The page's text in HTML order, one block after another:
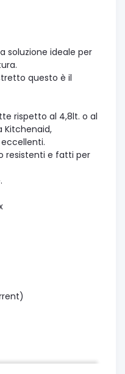
soluzione ideale per
questo è il
rispetto al 4,8lt. o al
Kitchenaid,
resistenti e fatti per